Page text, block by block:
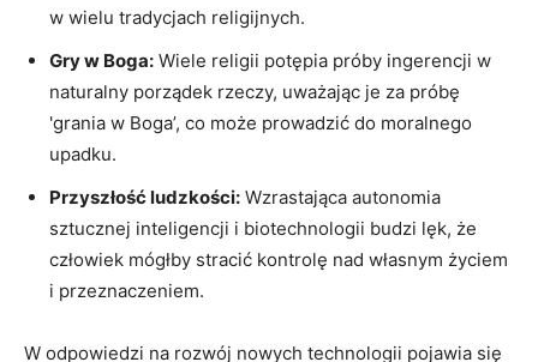
w wielu tradycjach religijnych.
Gry w Boga: Wiele religii potępia próby ingerencji w
naturalny porządek rzeczy, uważając je za próbę
'grania w Boga’, co może prowadzić do moralnego
upadku.
Przyszłość ludzkości: Wzrastająca autonomia
sztucznej inteligencji i biotechnologii budzi lęk, że
człowiek mógłby stracić kontrolę nad własnym życiem
i przeznaczeniem.
W odpowiedzi na rozwój nowych technologii pojawia się